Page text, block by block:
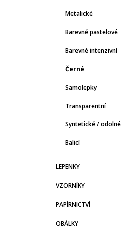
Metalické
Barevné pastelové
Barevné intenzivní
Černé
Samolepky
Transparentní
Syntetické / odolné
Balicí
LEPENKY
VZORNÍKY
PAPÍRNICTVÍ
OBÁLKY